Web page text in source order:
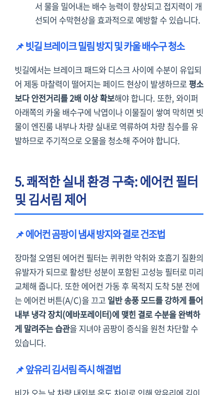
서 물을 밀어내는 배수 능력이 향상되고 접지력이 개
선되어 수막현상을 효과적으로 예방할 수 있습니다.
📌 빗길 브레이크 밀림 방지 및 카울 배수구 청소
빗길에서는 브레이크 패드와 디스크 사이에 수분이 유입되
어 제동 마찰력이 떨어지는 페이드 현상이 발생하므로 평소
보다 안전거리를 2배 이상 확보해야 합니다. 또한, 와이퍼
아래쪽의 카울 배수구에 낙엽이나 이물질이 쌓여 막히면 빗
물이 엔진룸 내부나 차량 실내로 역류하여 차량 침수를 유
발하므로 주기적으로 오물을 청소해 주어야 합니다.
5. 쾌적한 실내 환경 구축: 에어컨 필터
및 김서림 제어
📌 에어컨 곰팡이 냄새 방지와 결로 건조법
장마철 오염된 에어컨 필터는 퀴퀴한 악취와 호흡기 질환의
유발자가 되므로 활성탄 성분이 포함된 고성능 필터로 미리
교체해 줍니다. 또한 에어컨 가동 후 목적지 도착 5분 전에
는 에어컨 버튼(A/C)을 끄고 일반 송풍 모드를 강하게 틀어
내부 냉각 장치(에바포레이터)에 맺힌 결로 수분을 완벽하
게 말려주는 습관을 지녀야 곰팡이 증식을 원천 차단할 수
있습니다.
📌 앞유리 김서림 즉시 해결법